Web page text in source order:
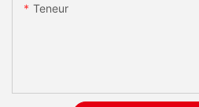
Teneur